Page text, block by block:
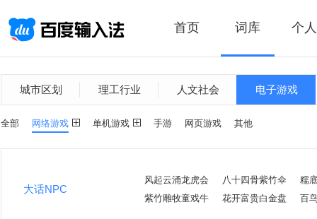
首页 词库 个
城市区划 理工行业 人文社会 电子游戏
全部 网络游戏 单机游戏 手游 网页游戏 其他
大话NPC
风起云涌龙虎会 八十四骨紫竹伞
糯
紫竹雕牧童戏牛
花开富贵白金盘 百